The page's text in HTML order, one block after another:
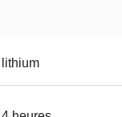
lithium